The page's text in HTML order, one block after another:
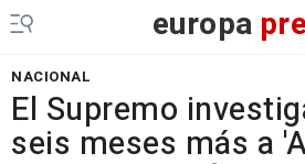
europa
NACIONAL
El Supremo
seis meses más a